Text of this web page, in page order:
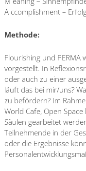
A ccomplishment –
Methode:
Flourishing und
vorgestellt. In
oder auch zu einer
läuft das bei mir/uns?
zu befördern? Im
World Cafe, Open
Säulen gearbeitet
Teilnehmende in der
oder die Ergebnisse